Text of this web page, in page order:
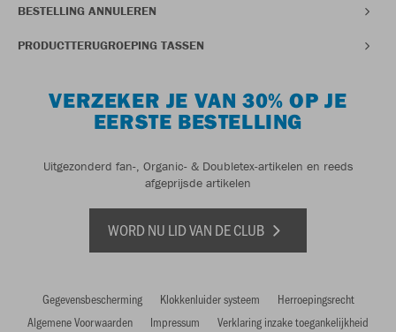
BESTELLING ANNULEREN
PRODUCTTERUGROEPING TASSEN
VERZEKER JE VAN 30% OP JE
EERSTE BESTELLING
Uitgezonderd fan-, Organic- & Doubletex-artikelen en reeds
afgeprijsde artikelen
WORD NU LID VAN DE CLUB
Gegevensbescherming Klokkenluider systeem
Herroepingsrecht
Algemene Voorwaarden
Impressum Verklaring inzake toegankelijkheid